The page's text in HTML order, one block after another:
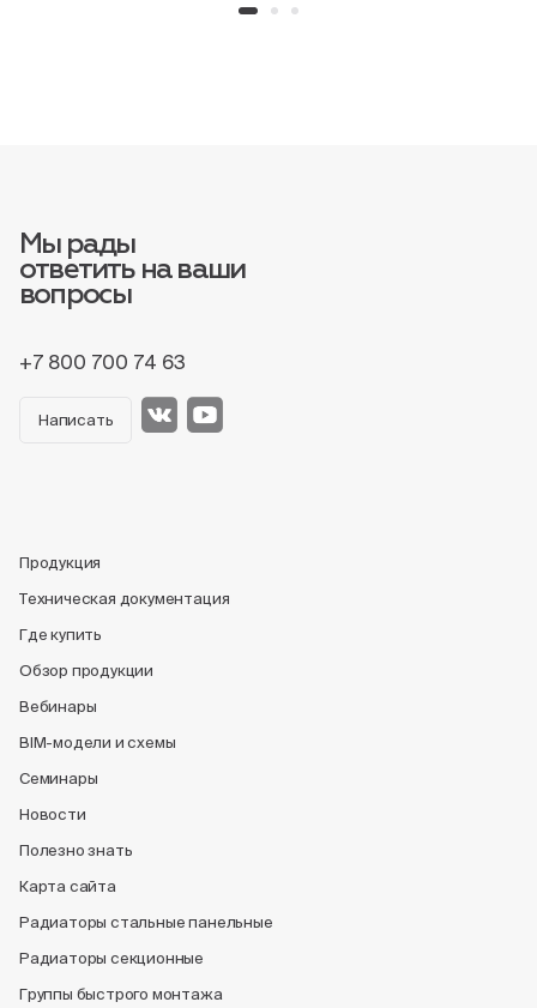
Мы рады
ответить на ваши
вопросы
+7 800 700 74 63
Написать
Продукция
Техническая документация
Где купить
Обзор продукции
Вебинары
BIM-модели и схемы
Семинары
Новости
Полезно знать
Карта сайта
Радиаторы стальные панельные
Радиаторы секционные
Группы быстрого монтажа